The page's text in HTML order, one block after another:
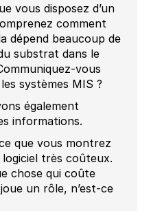
vous disposez d’un
comment
dépend beaucoup de
substrat dans le
vous
systèmes MIS ?
également
informations.
que vous montrez
très coûteux.
chose qui coûte
un rôle, n’est-ce